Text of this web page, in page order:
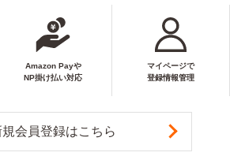
Amazon Payや
NP掛け払い対応
マイページで
登録情報管理
規会員登録はこちら